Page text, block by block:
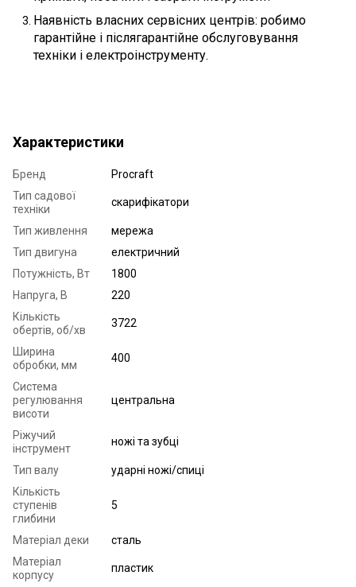
Наявність власних сервісних центрів: робимо
гарантійне і післягарантійне обслуговування
техніки і електроінструменту.
Характеристики
Бренд
Procraft
Тип садової
техніки
скарифікатори
Тип живлення
мережа
Тип двигуна
електричний
Потужність, Вт
1800
Напруга, В
220
Кількість
обертів, об/хв
3722
Ширина
обробки, мм
400
Система
регулювання
висоти
центральна
Ріжучий
інструмент
ножі та зубці
Тип валу
ударні ножі/спиці
Кількість
ступенів
глибини
5
Матеріал деки
сталь
Матеріал
корпусу
пластик